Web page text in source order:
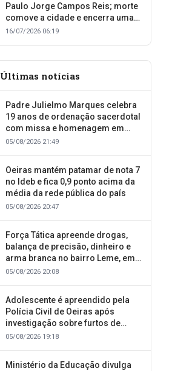
Paulo Jorge Campos Reis; morte
comove a cidade e encerra uma
trajetória dedicada ao cuidado
16/07/2026 06:19
Últimas notícias
Padre Julielmo Marques celebra
19 anos de ordenação sacerdotal
com missa e homenagem em
Colônia do Piauí
05/08/2026 21:49
Oeiras mantém patamar de nota 7
no Ideb e fica 0,9 ponto acima da
média da rede pública do país
05/08/2026 20:47
Força Tática apreende drogas,
balança de precisão, dinheiro e
arma branca no bairro Leme, em
Oeiras
05/08/2026 20:08
Adolescente é apreendido pela
Polícia Civil de Oeiras após
investigação sobre furtos de
motocicletas
05/08/2026 19:18
Ministério da Educação divulga